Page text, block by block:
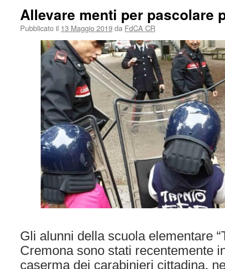
Allevare menti per pascolare
Pubblicato il 13 Maggio 2019da FdCA CR
Gli alunni della scuola elementare
Cremona sono stati recentemente
caserma dei carabinieri cittadina,